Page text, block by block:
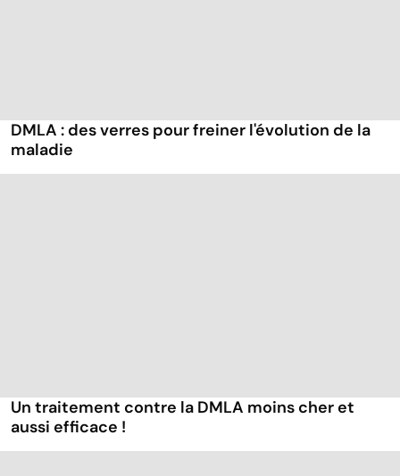
DMLA : des verres pour freiner l'évolution de la
maladie
Un traitement contre la DMLA moins cher et
aussi efficace !